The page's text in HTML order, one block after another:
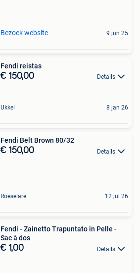
Bezoek website 9 jun 25
Fendi reistas
€ 150,00 Details
Ukkel 8 jan 26
Fendi Belt Brown 80/32
€ 150,00 Details
Roeselare 12 jul 26
Fendi - Zainetto Trapuntato in Pelle -
Sac à dos
€ 1,00 Details